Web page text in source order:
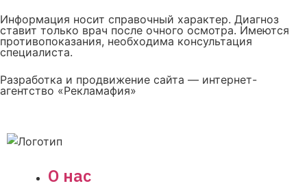
Информация носит справочный характер. Диагноз
ставит только врач после очного осмотра. Имеются
противопоказания, необходима консультация
специалиста.
Разработка и продвижение сайта — интернет-
агентство «Рекламафия»
О нас